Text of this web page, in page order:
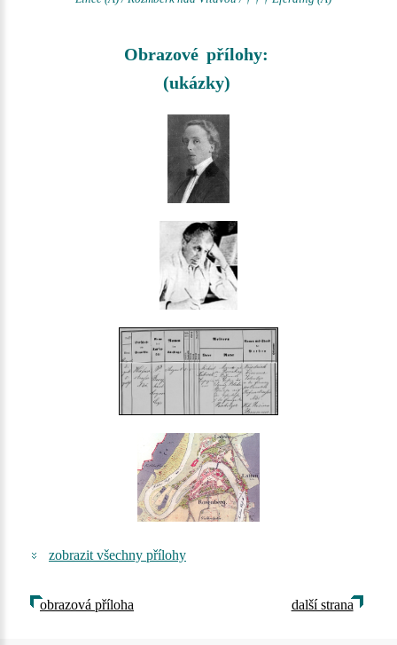
Obrazové přílohy:
(ukázky)
zobrazit všechny přílohy
obrazová příloha další strana